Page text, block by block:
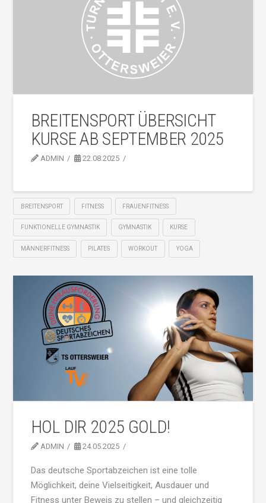
BREITENSPORT ÜBERSICHT
KURSE AB SEPTEMBER 2025
ADMIN 22.08.2025
BREITENSPORT FITNESS FRAUENFITNESS
FUNKTIONELLE GYMNASTIK GYMNASTIK KURSE
MÄNNERFITNESS PILATES WORKOUT YOGA
HOL DIR 2025 GOLD!
ADMIN 24.05.2025
Das deutsche Sportabzeichen ist eine tolle
Möglichkeit, deine Vielseitigkeit, Ausdauer und
Fitness unter Beweis zu stellen – und gleichzeitig